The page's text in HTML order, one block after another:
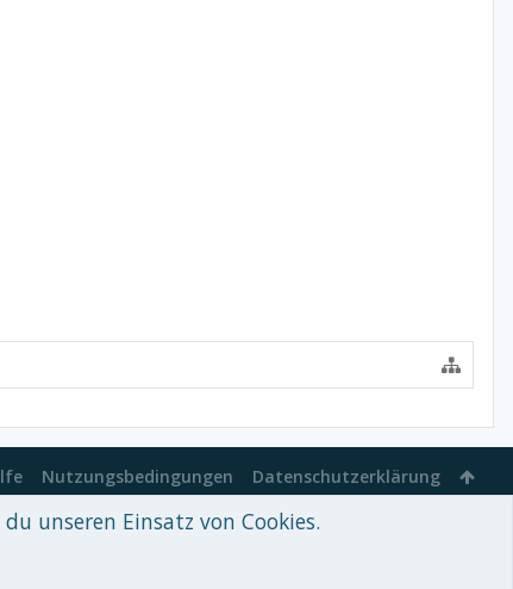
Nutzungsbedingungen Datenschutzerklärung
unseren Einsatz von Cookies.